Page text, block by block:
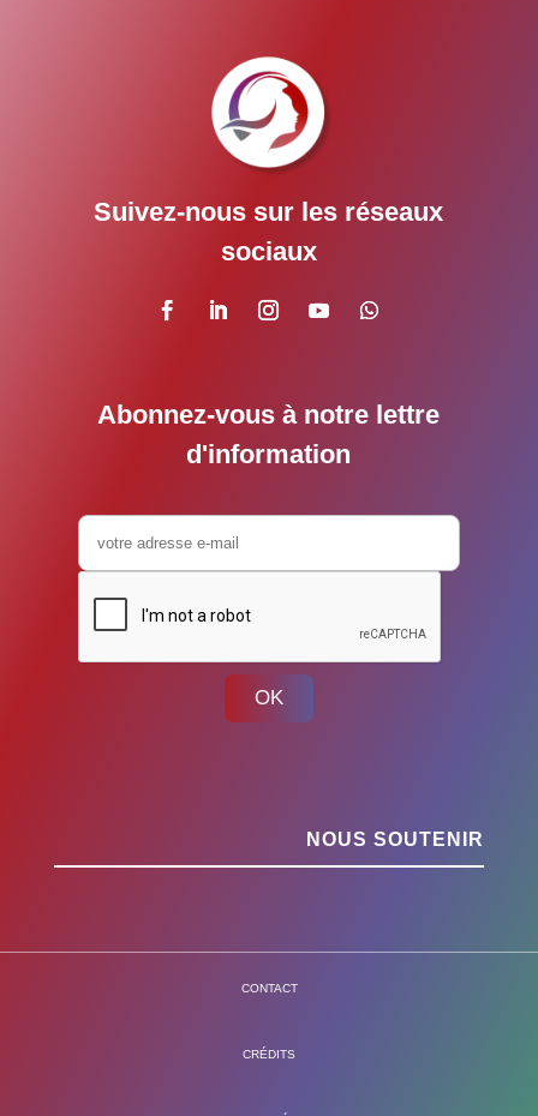
Suivez-nous sur les réseaux
sociaux
Abonnez-vous à notre lettre
d'information
OK
NOUS SOUTENIR
CONTACT
CRÉDITS